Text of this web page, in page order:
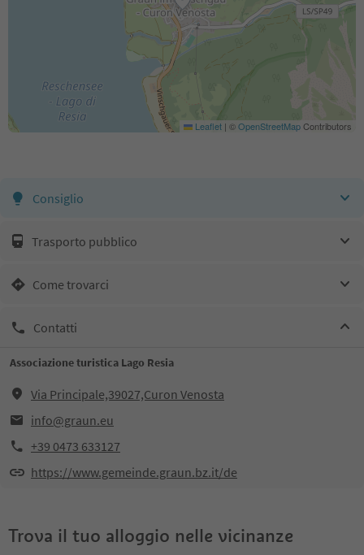
Leaflet | ©OpenStreetMapContributors
Consiglio
Trasporto pubblico
Come trovarci
Contatti
Associazione turistica Lago Resia
Via Principale,39027,Curon Venosta
info@graun.eu
+39 0473 633127
https://www.gemeinde.graun.bz.it/de
Trova il tuo alloggio nelle vicinanze